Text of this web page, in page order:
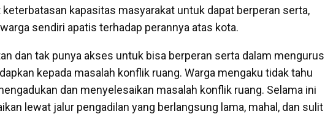
kapasitas masyarakat untuk dapat berperan serta,
sendiri apatis terhadap perannya atas kota.
dan tak punya akses untuk bisa berperan serta dalam mengurus
kepada masalah konflik ruang. Warga mengaku tidak tahu
dan menyelesaikan masalah konflik ruang. Selama ini
lewat jalur pengadilan yang berlangsung lama, mahal, dan sulit